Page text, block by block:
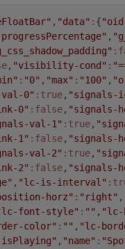
, "data" : {
,
, "visibility-cond" :
: "0" , "max" : "100" ,
0" :true, "signals-
0" :false, "signals-
val-1" :true,
1" :false, "signals-
val-2" :true,
2" :false, "signals-
, "lc-is-interval"
horz" : "right" ,
font-style" : "" , "lc-
color" : "" , "lc-
, "name" :